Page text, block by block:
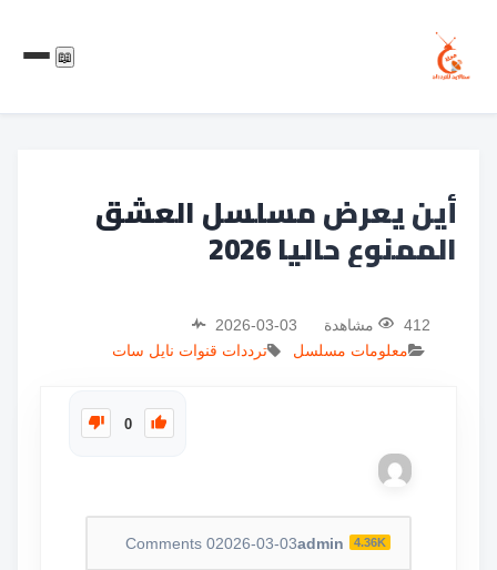
📖
أين يعرض مسلسل العشق
الممنوع حاليا 2026
412 مشاهدة
2026-03-03
معلومات مسلسل
ترددات قنوات نايل سات
0
admin 4.36K
2026-03-03
0